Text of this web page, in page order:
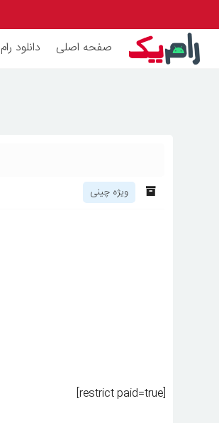
صفحه اصلی دانلود رام
ویژه چینی
[restrict paid=true]